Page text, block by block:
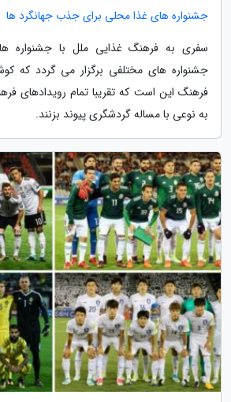
جشنواره های غذا محلی برای جذب جهانگرد ها
سفری به فرهنگ غذایی ملل با جشنواره
جشنواره های مختلفی برگزار می گردد
فرهنگ این است که تقریبا تمام رویدادهای
به نوعی با مساله گردشگری پیوند بزنند.